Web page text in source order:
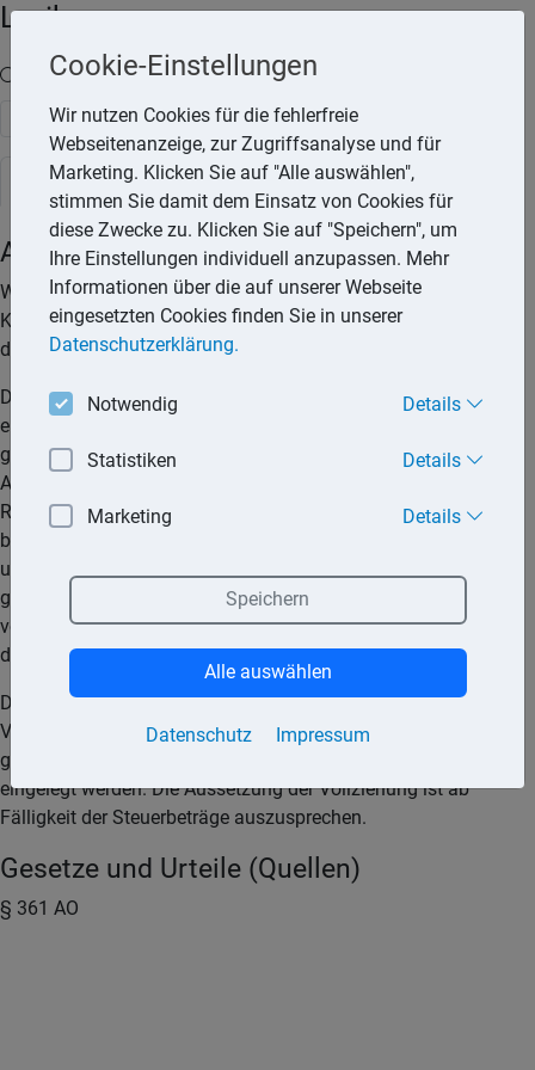
Lexika
Volltext-Suche in den Lexika
Suchen
Steuerlexikon
Aussetzung der Vollziehung
Während eines Einspruchsverfahrens oder während eines
Klageverfahrens können die Finanzbehörden die Aussetzung
der Vollziehung des Verwaltungsakts anordnen.
Die Finanzbehörde, die den angefochtenen Verwaltungsakt
erlassen hat, kann die Vollziehung des Verwaltungsaktes
ganz oder teilweise aussetzen. Auf Antrag soll die
Aussetzung erfolgen, wenn ernstliche Zweifel an der
Rechtmäßigkeit des angefochtenen Verwaltungsaktes
bestehen oder wenn die Vollziehung für den Betroffenen eine
unbillige, nicht durch überwiegende öffentliche Interessen
gebotene Härte zur Folge hätte. Ist der Verwaltungsakt schon
vollzogen, tritt an die Stelle der Aussetzung der Vollziehung
die Aufhebung der Vollziehung.
Die Finanzbehörde muss über Anträge auf Aussetzung der
Vollziehung unverzüglich entscheiden. Bei Ablehnung kann
gegen die Entscheidung der Finanzbehörde Einspruch
eingelegt werden. Die Aussetzung der Vollziehung ist ab
Fälligkeit der Steuerbeträge auszusprechen.
Gesetze und Urteile (Quellen)
§ 361 AO
Cookie-Einstellungen
Wir nutzen Cookies für die fehlerfreie
Webseitenanzeige, zur Zugriffsanalyse und für
Marketing. Klicken Sie auf "Alle auswählen",
stimmen Sie damit dem Einsatz von Cookies für
diese Zwecke zu. Klicken Sie auf "Speichern", um
Ihre Einstellungen individuell anzupassen. Mehr
Informationen über die auf unserer Webseite
eingesetzten Cookies finden Sie in unserer
Datenschutzerklärung.
Notwendig Details
Statistiken Details
Marketing Details
Datenschutz Impressum
Speichern
Alle auswählen